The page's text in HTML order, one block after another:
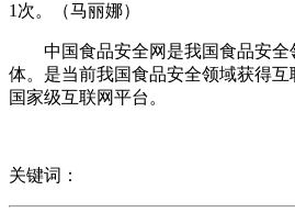
1次。（马丽娜）
中国食品安全网是我国食品安全
体。是当前我国食品安全领域获得
国家级互联网平台。
关键词：